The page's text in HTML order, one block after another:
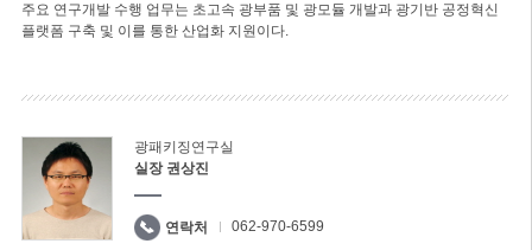
주요 연구개발 수행 업무는 초고속 광부품 및 광모듈 개발과 광기반 공정혁신
플랫폼 구축 및 이를 통한 산업화 지원이다.
광패키징연구실
실장 권상진
연락처 062-970-6599